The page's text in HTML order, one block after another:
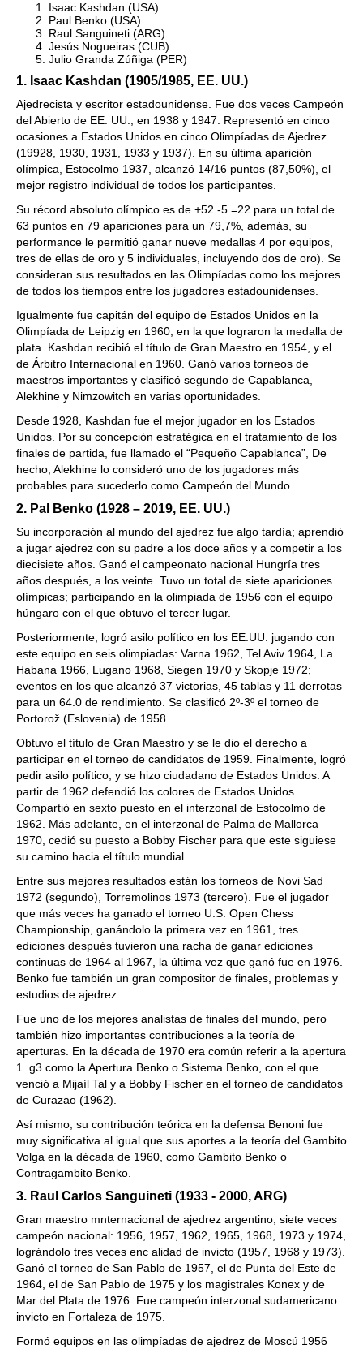
Isaac Kashdan (USA)
Paul Benko (USA)
Raul Sanguineti (ARG)
Jesús Nogueiras (CUB)
Julio Granda Zúñiga (PER)
1. Isaac Kashdan (1905/1985, EE. UU.)
Ajedrecista y escritor estadounidense. Fue dos veces Campeón
del Abierto de EE. UU., en 1938 y 1947. Representó en cinco
ocasiones a Estados Unidos en cinco Olimpíadas de Ajedrez
(19928, 1930, 1931, 1933 y 1937). En su última aparición
olímpica, Estocolmo 1937, alcanzó 14/16 puntos (87,50%), el
mejor registro individual de todos los participantes.
Su récord absoluto olímpico es de +52 -5 =22 para un total de
63 puntos en 79 apariciones para un 79,7%, además, su
performance le permitió ganar nueve medallas 4 por equipos,
tres de ellas de oro y 5 individuales, incluyendo dos de oro). Se
consideran sus resultados en las Olimpíadas como los mejores
de todos los tiempos entre los jugadores estadounidenses.
Igualmente fue capitán del equipo de Estados Unidos en la
Olimpíada de Leipzig en 1960, en la que lograron la medalla de
plata. Kashdan recibió el título de Gran Maestro en 1954, y el
de Árbitro Internacional en 1960. Ganó varios torneos de
maestros importantes y clasificó segundo de Capablanca,
Alekhine y Nimzowitch en varias oportunidades.
Desde 1928, Kashdan fue el mejor jugador en los Estados
Unidos. Por su concepción estratégica en el tratamiento de los
finales de partida, fue llamado el “Pequeño Capablanca”, De
hecho, Alekhine lo consideró uno de los jugadores más
probables para sucederlo como Campeón del Mundo.
2. Pal Benko (1928 – 2019, EE. UU.)
Su incorporación al mundo del ajedrez fue algo tardía; aprendió
a jugar ajedrez con su padre a los doce años y a competir a los
diecisiete años. Ganó el campeonato nacional Hungría tres
años después, a los veinte. Tuvo un total de siete apariciones
olímpicas; participando en la olimpiada de 1956 con el equipo
húngaro con el que obtuvo el tercer lugar.
Posteriormente, logró asilo político en los EE.UU. jugando con
este equipo en seis olimpiadas: Varna 1962, Tel Aviv 1964, La
Habana 1966, Lugano 1968, Siegen 1970 y Skopje 1972;
eventos en los que alcanzó 37 victorias, 45 tablas y 11 derrotas
para un 64.0 de rendimiento. Se clasificó 2º-3º el torneo de
Portorož (Eslovenia) de 1958.
Obtuvo el título de Gran Maestro y se le dio el derecho a
participar en el torneo de candidatos de 1959. Finalmente, logró
pedir asilo político, y se hizo ciudadano de Estados Unidos. A
partir de 1962 defendió los colores de Estados Unidos.
Compartió en sexto puesto en el interzonal de Estocolmo de
1962. Más adelante, en el interzonal de Palma de Mallorca
1970, cedió su puesto a Bobby Fischer para que este siguiese
su camino hacia el título mundial.
Entre sus mejores resultados están los torneos de Novi Sad
1972 (segundo), Torremolinos 1973 (tercero). Fue el jugador
que más veces ha ganado el torneo U.S. Open Chess
Championship, ganándolo la primera vez en 1961, tres
ediciones después tuvieron una racha de ganar ediciones
continuas de 1964 al 1967, la última vez que ganó fue en 1976.
Benko fue también un gran compositor de finales, problemas y
estudios de ajedrez.
Fue uno de los mejores analistas de finales del mundo, pero
también hizo importantes contribuciones a la teoría de
aperturas. En la década de 1970 era común referir a la apertura
1. g3 como la Apertura Benko o Sistema Benko, con el que
venció a Mijaíl Tal y a Bobby Fischer en el torneo de candidatos
de Curazao (1962).
Así mismo, su contribución teórica en la defensa Benoni fue
muy significativa al igual que sus aportes a la teoría del Gambito
Volga en la década de 1960, como Gambito Benko o
Contragambito Benko.
3. Raul Carlos Sanguineti (1933 - 2000, ARG)
Gran maestro mnternacional de ajedrez argentino, siete veces
campeón nacional: 1956, 1957, 1962, 1965, 1968, 1973 y 1974,
lográndolo tres veces enc alidad de invicto (1957, 1968 y 1973).
Ganó el torneo de San Pablo de 1957, el de Punta del Este de
1964, el de San Pablo de 1975 y los magistrales Konex y de
Mar del Plata de 1976. Fue campeón interzonal sudamericano
invicto en Fortaleza de 1975.
Formó equipos en las olimpíadas de ajedrez de Moscú 1956